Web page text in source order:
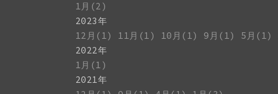
1月(2)
2023年
12月(1)
11月(1) 10月(1) 9月(1) 5月(1)
2022年
1月(1)
2021年